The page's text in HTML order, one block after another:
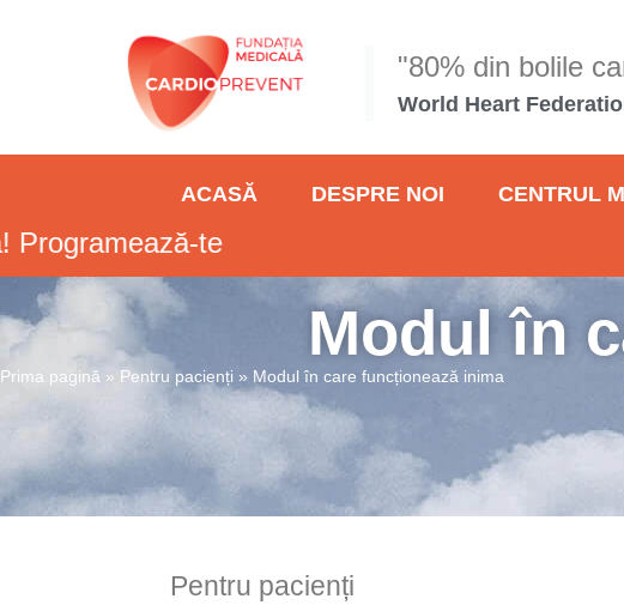
"80% din bolile
World Heart
ACASĂ DESPRE NOI CENTRUL
te
Modul în
Prima pagină » Pentru pacienți » Modul în care funcționează inima
Pentru pacienți